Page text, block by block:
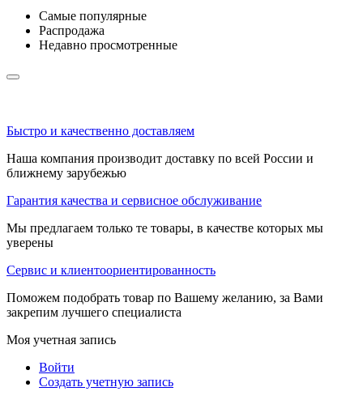
Самые популярные
Распродажа
Недавно просмотренные
Быстро и качественно доставляем
Наша компания производит доставку по всей России и
ближнему зарубежью
Гарантия качества и сервисное обслуживание
Мы предлагаем только те товары, в качестве которых мы
уверены
Сервис и клиентоориентированность
Поможем подобрать товар по Вашему желанию, за Вами
закрепим лучшего специалиста
Моя учетная запись
Войти
Создать учетную запись